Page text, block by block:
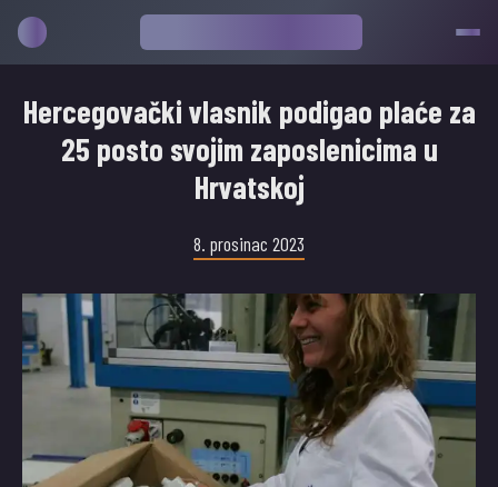
Hercegovački vlasnik podigao plaće za
25 posto svojim zaposlenicima u
Hrvatskoj
8. prosinac 2023